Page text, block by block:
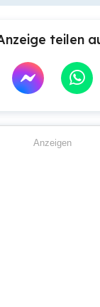
teilen
Anzeigen